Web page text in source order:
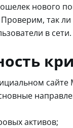
нового
так
в сети.
сайте
активов;